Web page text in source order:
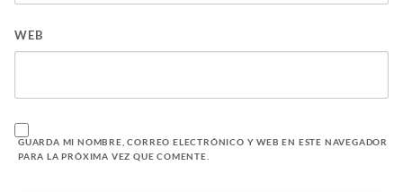
WEB
GUARDA MI NOMBRE, CORREO ELECTRÓNICO Y WEB EN ESTE NAVEGADOR
PARA LA PRÓXIMA VEZ QUE COMENTE.